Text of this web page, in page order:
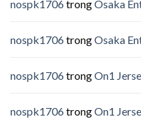
nospk1706trongOsaka
nospk1706trongOsaka
nospk1706trongOn1
nospk1706trongOn1